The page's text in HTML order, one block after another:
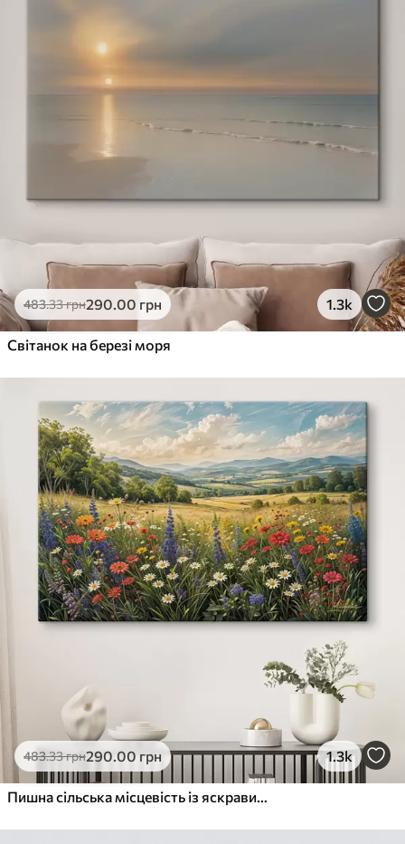
483.33грн290.00 грн 1.3k
Світанок на березі моря
483.33грн290.00 грн 1.3k
Пишна сільська місцевість із яскравим лугом диких квітів, наповненим різнокольоровими квітами під хмарним небом